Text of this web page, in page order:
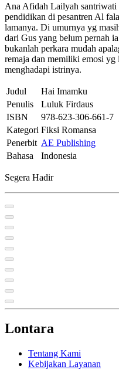
Ana Afidah Lailyah santriwati
pendidikan di pesantren Al
lamanya. Di umurnya yg
dari Gus yang belum pernah
bukanlah perkara mudah
remaja dan memiliki emosi yg
menghadapi istrinya.
Judul
Hai Imamku
Penulis
Luluk Firdaus
ISBN
978-623-306-661-7
Kategori Fiksi Romansa
Penerbit AE Publishing
Bahasa
Indonesia
Segera Hadir
Lontara
Tentang Kami
Kebijakan Layanan